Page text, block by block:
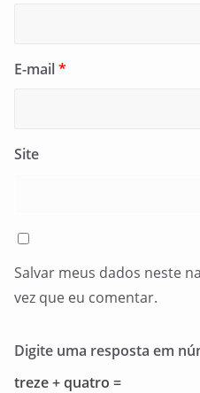
E-mail*
Site
Salvar meus dados neste
vez que eu comentar.
Digite uma resposta em
treze + quatro =